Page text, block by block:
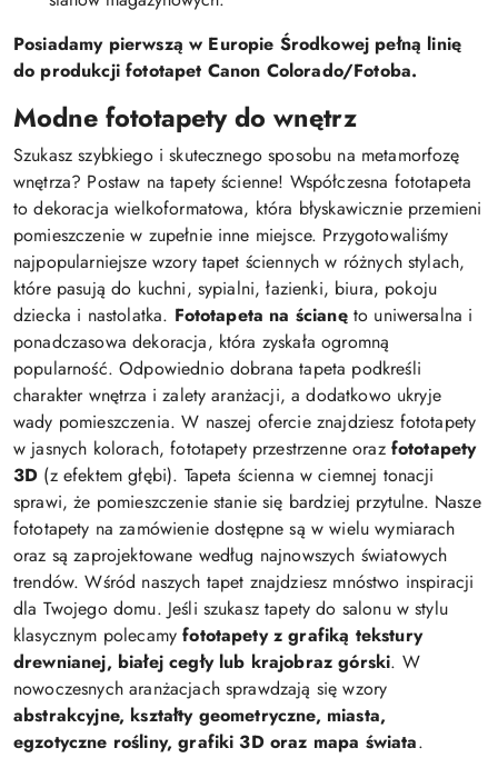
Posiadamy pierwszą w Europie Środkowej pełną linię
do produkcji fototapet Canon Colorado/Fotoba.
Modne fototapety do wnętrz
Szukasz szybkiego i skutecznego sposobu na metamorfozę
wnętrza? Postaw na tapety ścienne! Współczesna fototapeta
to dekoracja wielkoformatowa, która błyskawicznie przemieni
pomieszczenie w zupełnie inne miejsce. Przygotowaliśmy
najpopularniejsze wzory tapet ściennych w różnych stylach,
które pasują do kuchni, sypialni, łazienki, biura, pokoju
dziecka i nastolatka. Fototapeta na ścianęto uniwersalna i
ponadczasowa dekoracja, która zyskała ogromną
popularność. Odpowiednio dobrana tapeta podkreśli
charakter wnętrza i zalety aranżacji, a dodatkowo ukryje
wady pomieszczenia. W naszej ofercie znajdziesz fototapety
w jasnych kolorach, fototapety przestrzenne oraz fototapety
3D (z efektem głębi). Tapeta ścienna w ciemnej tonacji
sprawi, że pomieszczenie stanie się bardziej przytulne. Nasze
fototapety na zamówienie dostępne są w wielu wymiarach
oraz są zaprojektowane według najnowszych światowych
trendów. Wśród naszych tapet znajdziesz mnóstwo inspiracji
dla Twojego domu. Jeśli szukasz tapety do salonu w stylu
klasycznym polecamyfototapety z grafiką tekstury
drewnianej, białej cegły lub krajobraz górski. W
nowoczesnych aranżacjach sprawdzają się wzory
abstrakcyjne, kształty geometryczne, miasta,
egzotyczne rośliny, grafiki 3D oraz mapa świata.